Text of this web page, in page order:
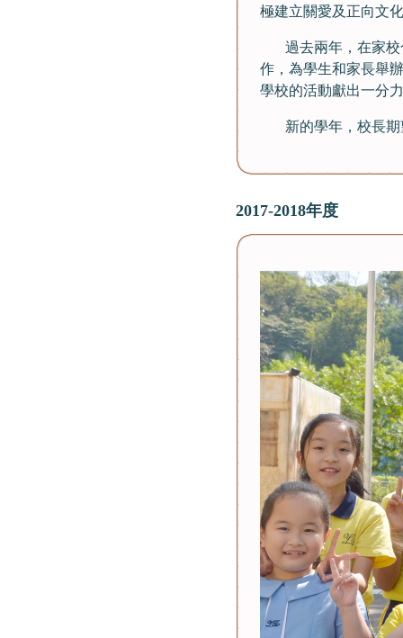
極建立關愛及正向文
過去兩年，在家校
作，為學生和家長舉
學校的活動獻出一分
新的學年，校長期
2017-2018年度